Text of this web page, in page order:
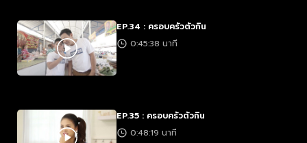
EP.34 : ครอบครัวตัวกิน
0:45:38 นาที
EP.35 : ครอบครัวตัวกิน
0:48:19 นาที